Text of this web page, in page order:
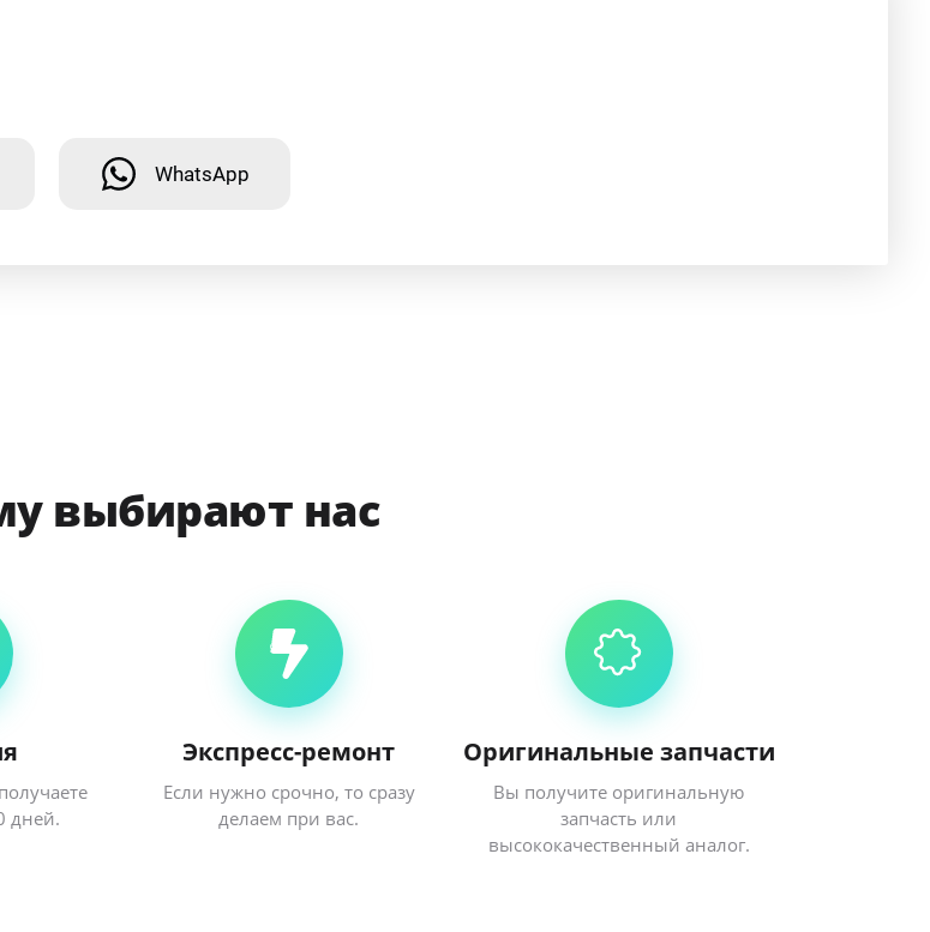
WhatsApp
выбирают нас
дней.
Экспресс-ремонт
Если нужно срочно, то сразу
делаем при вас.
Оригинальные запчасти
Вы получите оригинальную
запчасть или
высококачественный аналог.